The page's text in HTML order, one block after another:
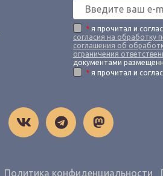
* я прочитал и
согласия на обработку
соглашения об
ограничения
документами
* я прочитал и
Политика конфиденциальности